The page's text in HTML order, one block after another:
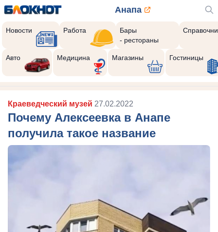
Анапа
Новости Работа
Бары
- рестораны
Авто Медицина Магазины Гостиницы
Краеведческий музей 27.02.2022
Почему Алексеевка в Анапе
получила такое название